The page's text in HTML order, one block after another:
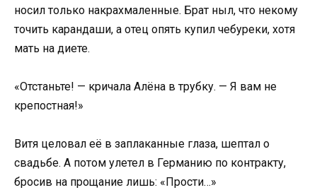
носил только накрахмаленные. Брат ныл, что некому
точить карандаши, а отец опять купил чебуреки, хотя
мать на диете.
«Отстаньте! — кричала Алёна в трубку. — Я вам не
крепостная!»
Витя целовал её в заплаканные глаза, шептал о
свадьбе. А потом улетел в Германию по контракту,
бросив на прощание лишь: «Прости…»